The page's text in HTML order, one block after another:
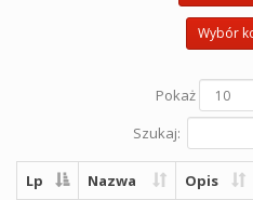
Wybór
Pokaż
Szukaj:
Lp Nazwa Opis